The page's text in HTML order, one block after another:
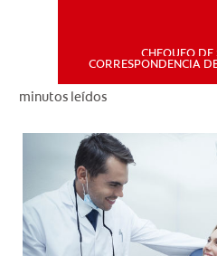
CHEQUEO DE
CORRESPONDENCIA
minutos leídos